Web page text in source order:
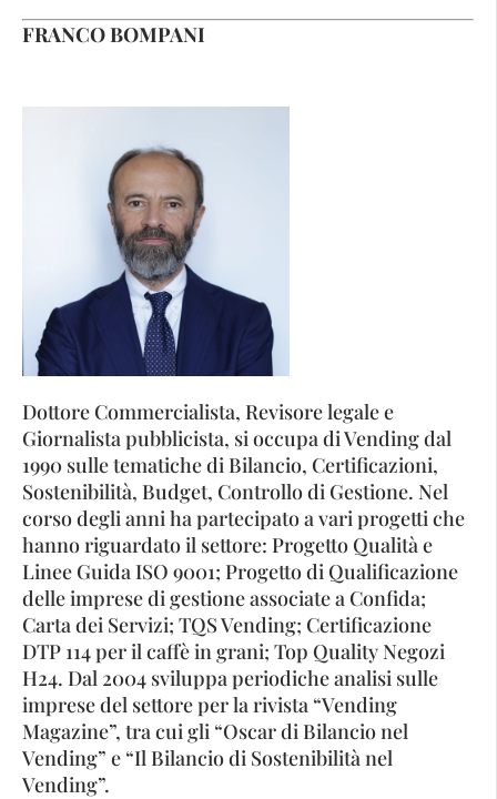
FRANCO BOMPANI
Dottore Commercialista, Revisore legale e
Giornalista pubblicista, si occupa di Vending dal
1990 sulle tematiche di Bilancio, Certificazioni,
Sostenibilità, Budget, Controllo di Gestione. Nel
corso degli anni ha partecipato a vari progetti che
hanno riguardato il settore: Progetto Qualità e
Linee Guida ISO 9001; Progetto di Qualificazione
delle imprese di gestione associate a Confida;
Carta dei Servizi; TQS Vending; Certificazione
DTP 114 per il caffè in grani; Top Quality Negozi
H24. Dal 2004 sviluppa periodiche analisi sulle
imprese del settore per la rivista “Vending
Magazine”, tra cui gli “Oscar di Bilancio nel
Vending” e “Il Bilancio di Sostenibilità nel
Vending”.